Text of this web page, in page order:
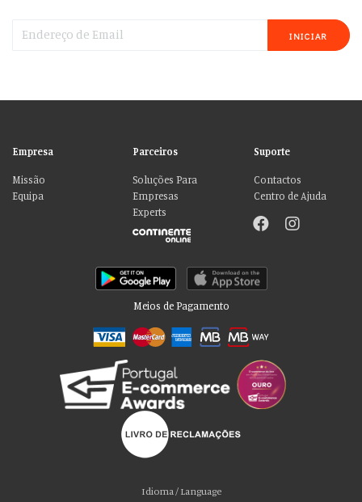
INICIAR
Empresa
Missão
Equipa
Parceiros
Soluções Para
Empresas
Experts
Suporte
Contactos
Centro de Ajuda
Meios de Pagamento
Idioma / Language
Por favor aceite as nossas deliciosas
Usamos cookies para personalizar conteúdo e anúncios, fornecer recursos